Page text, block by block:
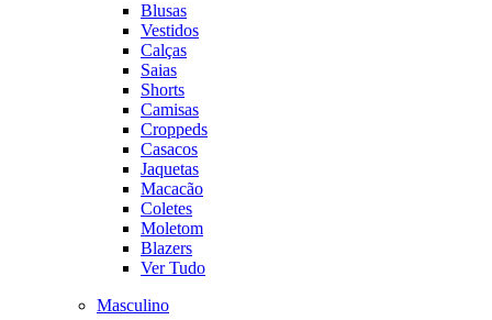
Blusas
Vestidos
Calças
Saias
Shorts
Camisas
Croppeds
Casacos
Jaquetas
Macacão
Coletes
Moletom
Blazers
Ver Tudo
Masculino